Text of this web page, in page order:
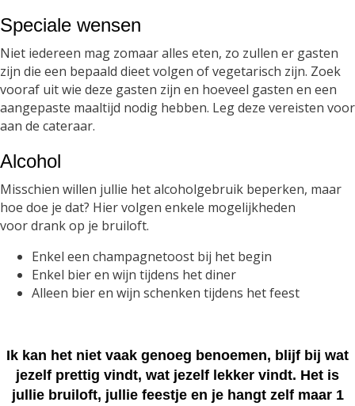
Speciale wensen
Niet iedereen mag zomaar alles eten, zo zullen er gasten
zijn die een bepaald dieet volgen of vegetarisch zijn. Zoek
vooraf uit wie deze gasten zijn en hoeveel gasten en een
aangepaste maaltijd nodig hebben. Leg deze vereisten voor
aan de cateraar.
Alcohol
Misschien willen jullie het alcoholgebruik beperken, maar
hoe doe je dat? Hier volgen enkele mogelijkheden
voor drank op je bruiloft.
Enkel een champagnetoost bij het begin
Enkel bier en wijn tijdens het diner
Alleen bier en wijn schenken tijdens het feest
Ik kan het niet vaak genoeg benoemen, blijf bij wat
jezelf prettig vindt, wat jezelf lekker vindt. Het is
jullie bruiloft, jullie feestje en je hangt zelf maar 1